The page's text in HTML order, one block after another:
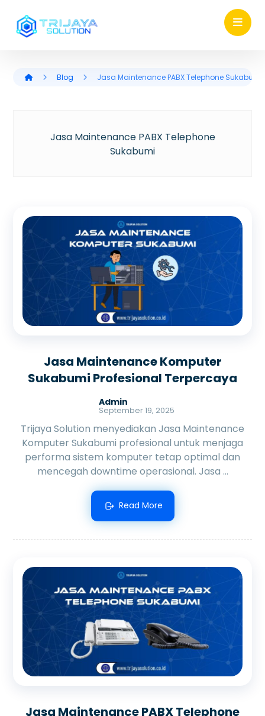
Blog Jasa Maintenance PABX Telephone Sukabumi
Jasa Maintenance PABX Telephone
Sukabumi
Jasa Maintenance Komputer
Sukabumi Profesional Terpercaya
Admin
September 19, 2025
Trijaya Solution menyediakan Jasa Maintenance
Komputer Sukabumi profesional untuk menjaga
performa sistem komputer tetap optimal dan
mencegah downtime operasional. Jasa ...
Read More
Jasa Maintenance PABX Telephone